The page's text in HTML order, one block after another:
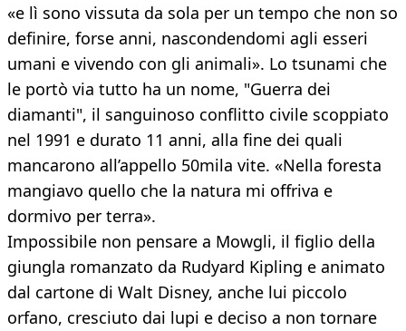
«e lì sono vissuta da sola per un tempo che non so
definire, forse anni, nascondendomi agli esseri
umani e vivendo con gli animali». Lo tsunami che
le portò via tutto ha un nome, "Guerra dei
diamanti", il sanguinoso conflitto civile scoppiato
nel 1991 e durato 11 anni, alla fine dei quali
mancarono all’appello 50mila vite. «Nella foresta
mangiavo quello che la natura mi offriva e
dormivo per terra».
Impossibile non pensare a Mowgli, il figlio della
giungla romanzato da Rudyard Kipling e animato
dal cartone di Walt Disney, anche lui piccolo
orfano, cresciuto dai lupi e deciso a non tornare